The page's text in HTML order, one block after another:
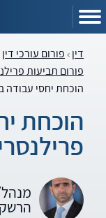
דין פורום עורכי דין
פורום תביעות
הוכחת יחסי עבודה
הוכחת